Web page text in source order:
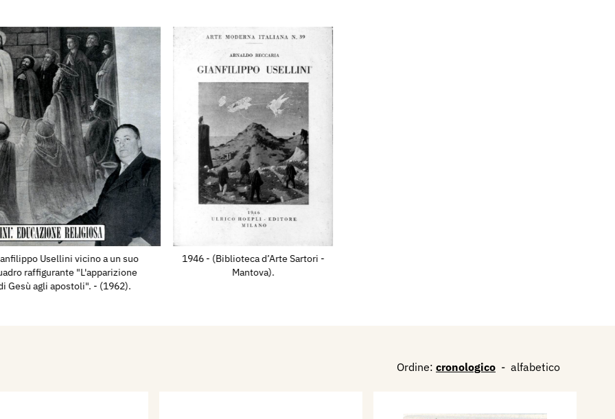
L'apparizione di
d'Arte della
p. 120.
Internazionale
p. 188.
Nazionale del
Bergamo,
p. 47.
Nazionale di
Bergamo,
p. 53.
Usellini vicino a un suo
raffigurante "L'apparizione
Gesù agli apostoli". - (1962).
1946 - (Biblioteca d’Arte Sartori -
Mantova).
Ordine: cronologico - alfabetico